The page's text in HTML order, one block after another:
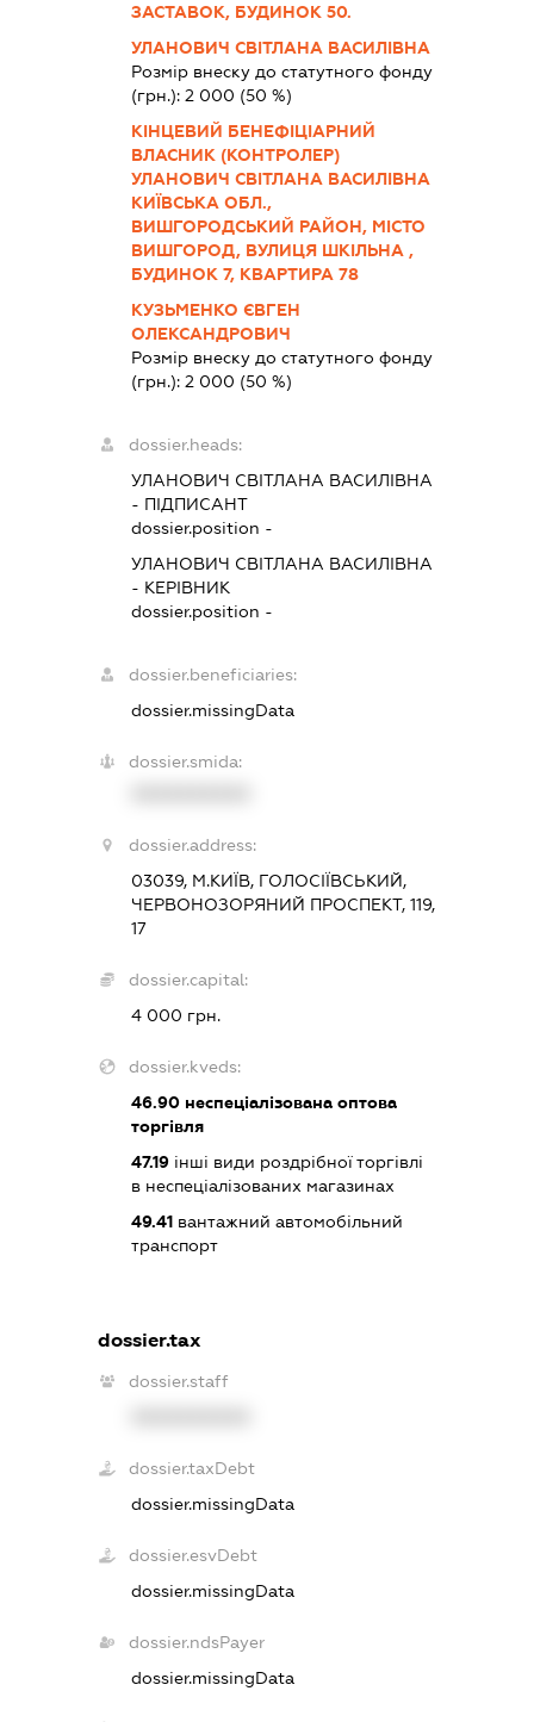
ЗАСТАВОК, БУДИНОК 50.
УЛАНОВИЧ СВІТЛАНА ВАСИЛІВНА
Розмір внеску до статутного фонду
(грн.):2 000 (50 %)
КІНЦЕВИЙ БЕНЕФІЦІАРНИЙ
ВЛАСНИК (КОНТРОЛЕР)
УЛАНОВИЧ СВІТЛАНА ВАСИЛІВНА
КИЇВСЬКА ОБЛ.,
ВИШГОРОДСЬКИЙ РАЙОН, МІСТО
ВИШГОРОД, ВУЛИЦЯ ШКІЛЬНА ,
БУДИНОК 7, КВАРТИРА 78
КУЗЬМЕНКО ЄВГЕН
ОЛЕКСАНДРОВИЧ
Розмір внеску до статутного фонду
(грн.):2 000 (50 %)
dossier.heads:
УЛАНОВИЧ СВІТЛАНА ВАСИЛІВНА
- ПІДПИСАНТ
dossier.position -
УЛАНОВИЧ СВІТЛАНА ВАСИЛІВНА
- КЕРІВНИК
dossier.position -
dossier.beneficiaries:
dossier.missingData
dossier.smida:
dossier.address:
03039, М.КИЇВ, ГОЛОСІЇВСЬКИЙ,
ЧЕРВОНОЗОРЯНИЙ ПРОСПЕКТ, 119,
17
dossier.capital:
4 000 грн.
dossier.kveds:
46.90 неспеціалізована оптова
торгівля
47.19 інші види роздрібної торгівлі
в неспеціалізованих магазинах
49.41 вантажний автомобільний
транспорт
dossier.tax
dossier.staff
dossier.taxDebt
dossier.missingData
dossier.esvDebt
dossier.missingData
dossier.ndsPayer
dossier.missingData